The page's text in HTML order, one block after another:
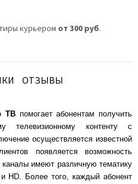
курьером от 300 руб.
ОТЗЫВЫ
ТВ помогает абонентам получить
телевизионному контенту с
осуществляется известной
появляется возможность
имеют различную тематику
HD. Более того, каждый абонент